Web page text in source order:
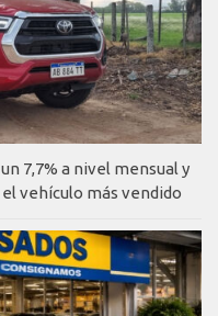
7,7% a nivel mensual y
vehículo más vendido